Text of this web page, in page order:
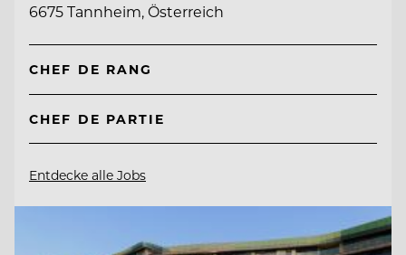
6675 Tannheim, Österreich
CHEF DE RANG
CHEF DE PARTIE
Entdecke alle Jobs